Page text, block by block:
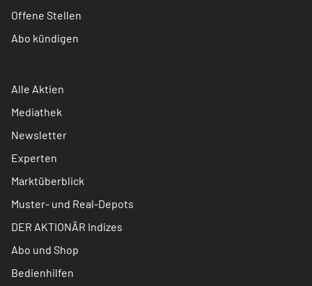
Offene Stellen
Abo kündigen
Alle Aktien
Mediathek
Newsletter
Experten
Marktüberblick
Muster- und Real-Depots
DER AKTIONÄR Indizes
Abo und Shop
Bedienhilfen